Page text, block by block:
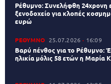
Ρέθυμνο: Συνελήφθη 24χρονη
ξενοδοχείο για κλοπές
ευρώ
ΡΕΘΥΜΝΟ 25.07.2026 16:09
Βαρύ πένθος για το Ρέθυμνο:
ηλικία μόλις 58 ετών η Μαρία